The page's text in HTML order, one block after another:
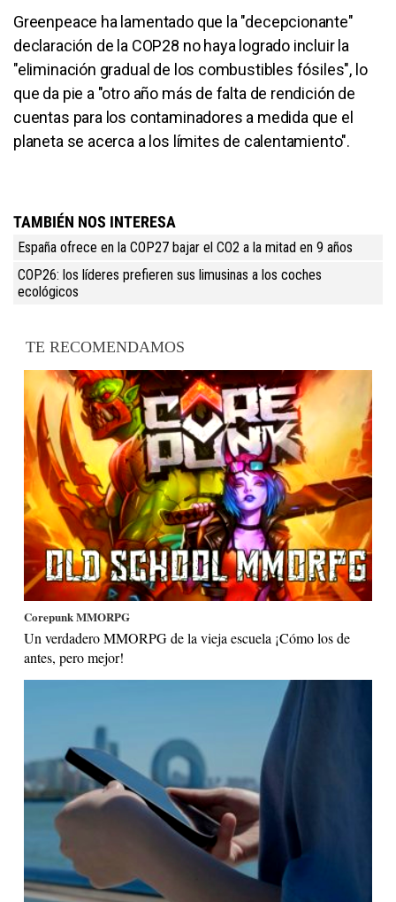
Greenpeace ha lamentado que la "decepcionante"
declaración de la COP28 no haya logrado incluir la
"eliminación gradual de los combustibles fósiles", lo
que da pie a "otro año más de falta de rendición de
cuentas para los contaminadores a medida que el
planeta se acerca a los límites de calentamiento".
TAMBIÉN NOS INTERESA
España ofrece en la COP27 bajar el CO2 a la mitad en 9 años
COP26: los líderes prefieren sus limusinas a los coches
ecológicos
TE RECOMENDAMOS
Corepunk MMORPG
Un verdadero MMORPG de la vieja escuela ¡Cómo los de
antes, pero mejor!